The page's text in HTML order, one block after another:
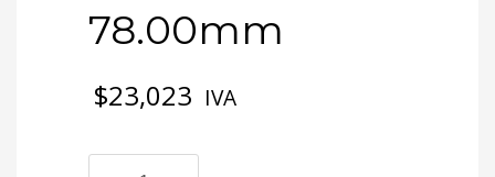
78.00mm
$23,023 IVA